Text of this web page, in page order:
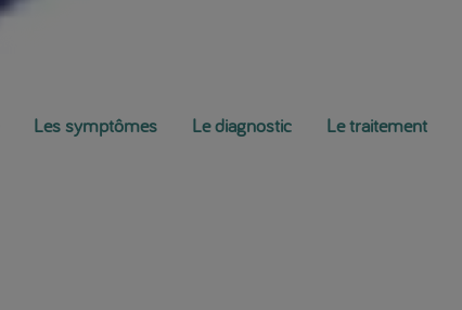
Les symptômes Le diagnostic Le traitement